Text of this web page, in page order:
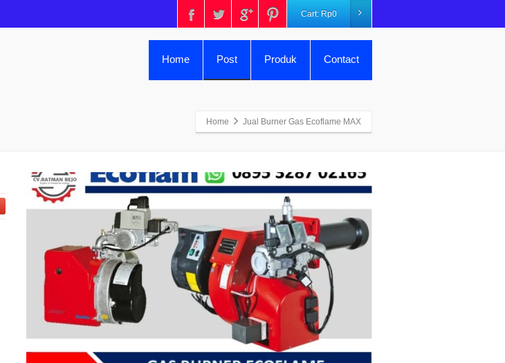
Cart: Rp0
Home Post Produk Contact
Home Jual Burner Gas Ecoflame MAX